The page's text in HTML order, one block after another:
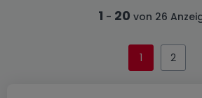
1 - 20 von 26
1 2